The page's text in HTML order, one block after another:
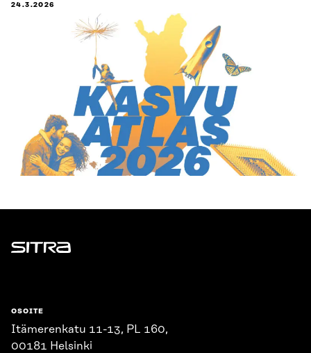
24.3.2026
Sitra
OSOITE
Itämerenkatu 11-13, PL 160,
00181 Helsinki